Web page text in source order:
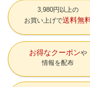
3,980円以上の
お買い上げで送料無
お得なクーポン
情報を配布